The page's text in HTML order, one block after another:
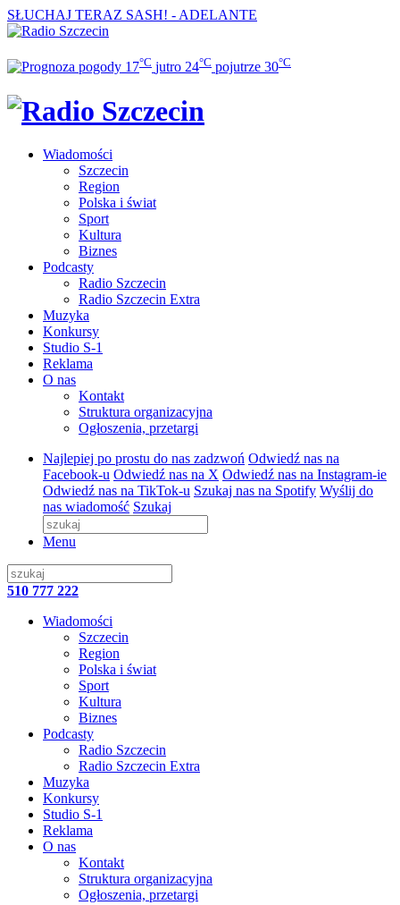
SŁUCHAJ TERAZ SASH! - ADELANTE
17°C jutro 24°C pojutrze 30°C
Wiadomości
Szczecin
Region
Polska i świat
Sport
Kultura
Biznes
Podcasty
Radio Szczecin
Radio Szczecin Extra
Muzyka
Konkursy
Studio S-1
Reklama
O nas
Kontakt
Struktura organizacyjna
Ogłoszenia, przetargi
Najlepiej po prostu do nas zadzwoń Odwiedź nas na
Facebook-u Odwiedź nas na X Odwiedź nas na Instagram-ie
Odwiedź nas na TikTok-u Szukaj nas na Spotify Wyślij do
nas wiadomość Szukaj
Menu
510 777 222
Wiadomości
Szczecin
Region
Polska i świat
Sport
Kultura
Biznes
Podcasty
Radio Szczecin
Radio Szczecin Extra
Muzyka
Konkursy
Studio S-1
Reklama
O nas
Kontakt
Struktura organizacyjna
Ogłoszenia, przetargi